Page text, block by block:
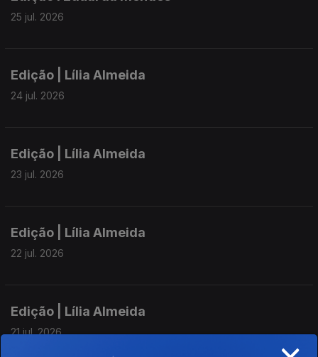
25 jul. 2026
Edição | Lília Almeida
24 jul. 2026
Edição | Lília Almeida
23 jul. 2026
Edição | Lília Almeida
22 jul. 2026
Edição | Lília Almeida
21 jul. 2026